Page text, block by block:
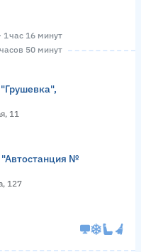
1 час 16 минут
50 минут
11
"Автостанция №
127